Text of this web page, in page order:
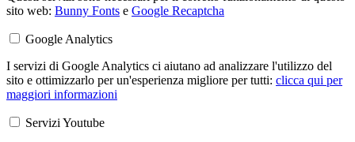
sito web: Bunny Fonts e Google Recaptcha
Google Analytics
I servizi di Google Analytics ci aiutano ad analizzare l'utilizzo del
sito e ottimizzarlo per un'esperienza migliore per tutti: clicca qui per
maggiori informazioni
Servizi Youtube